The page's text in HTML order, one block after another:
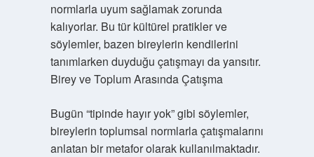
normlarla uyum sağlamak zorunda
kalıyorlar. Bu tür kültürel pratikler ve
söylemler, bazen bireylerin kendilerini
tanımlarken duyduğu çatışmayı da yansıtır.
Birey ve Toplum Arasında Çatışma
Bugün “tipinde hayır yok” gibi söylemler,
bireylerin toplumsal normlarla çatışmalarını
anlatan bir metafor olarak kullanılmaktadır.